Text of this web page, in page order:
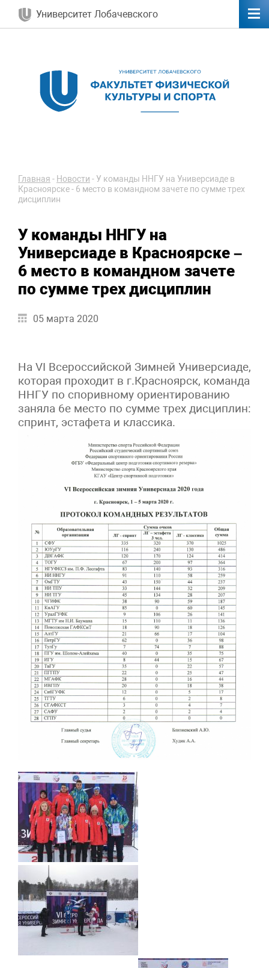
Университет Лобачевского
Главная - Новости - У команды ННГУ на Универсиаде в
Красноярске - 6 место в командном зачете по сумме трех
дисциплин
У команды ННГУ на
Универсиаде в Красноярске –
6 место в командном зачете
по сумме трех дисциплин
05 марта 2020
На VI Всероссийской Зимней Универсиаде,
которая проходит в г.Красноярск, команда
ННГУ по споривному ориентированию
заняла 6е место по сумме трех дисциплин:
спринт, эстафета и классика.